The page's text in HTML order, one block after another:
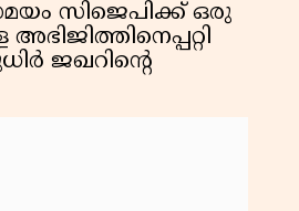
സിജെപിക്ക് ഒരു
ജഖറിൻ്റെ